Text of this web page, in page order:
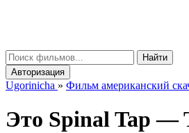
Найти
Авторизация
Ugorinicha » Фильм американский
Это Spinal Tap —